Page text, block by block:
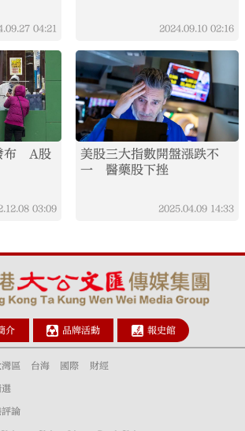
04:21 2024.09.10 02:16
布 A股
03:09
美股三大指數開盤漲跌不
一 醫藥股下挫
2025.04.09 14:33
介 品牌活動 報史館
灣區 台海 國際 財經
論